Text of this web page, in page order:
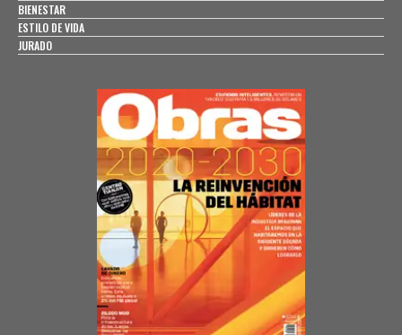
BIENESTAR
ESTILO DE VIDA
JURADO